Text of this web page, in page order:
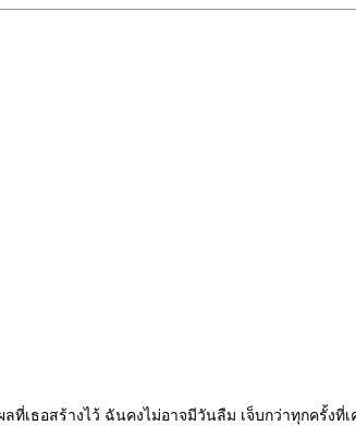
ธอสร้างไว้ ฉันคงไม่อาจมีวันลืม เจ็บกว่าทุกครั้งที่